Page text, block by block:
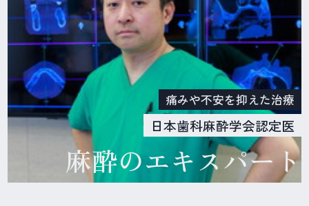
痛みや不安を抑えた治療
日本歯科麻酔学会認定医
麻酔のエキスパート